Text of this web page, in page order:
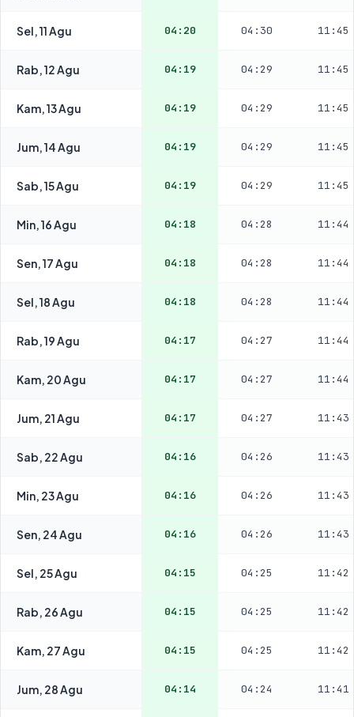
Sel, 11 Agu 04:20 04:30 11:45
Rab, 12 Agu 04:19 04:29 11:45
Kam, 13 Agu 04:19 04:29 11:45
Jum, 14 Agu 04:19 04:29 11:45
Sab, 15 Agu 04:19 04:29 11:45
Min, 16 Agu 04:18 04:28 11:44
Sen, 17 Agu 04:18 04:28 11:44
Sel, 18 Agu 04:18 04:28 11:44
Rab, 19 Agu 04:17 04:27 11:44
Kam, 20 Agu 04:17 04:27 11:44
Jum, 21 Agu 04:17 04:27 11:43
Sab, 22 Agu 04:16 04:26 11:43
Min, 23 Agu 04:16 04:26 11:43
Sen, 24 Agu 04:16 04:26 11:43
Sel, 25 Agu 04:15 04:25 11:42
Rab, 26 Agu 04:15 04:25 11:42
Kam, 27 Agu 04:15 04:25 11:42
Jum, 28 Agu 04:14 04:24 11:41